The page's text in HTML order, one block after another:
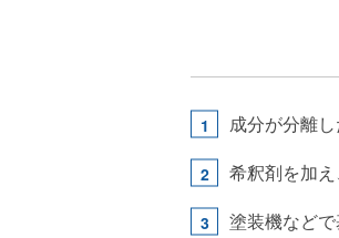
成分が分離
希釈剤を加
塗装機などで